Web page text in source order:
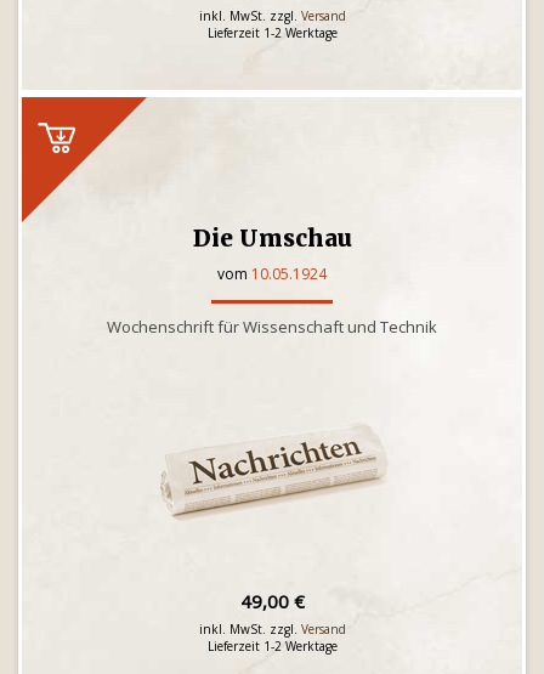
inkl. MwSt. zzgl. Versand
Lieferzeit 1-2 Werktage
Die Umschau
vom 10.05.1924
Wochenschrift für Wissenschaft und Technik
49,00 €
inkl. MwSt. zzgl. Versand
Lieferzeit 1-2 Werktage